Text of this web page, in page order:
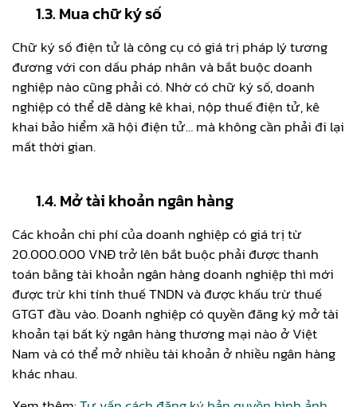
1.3. Mua chữ ký số
Chữ ký số điện tử là công cụ có giá trị pháp lý tương
đương với con dấu pháp nhân và bắt buộc doanh
nghiệp nào cũng phải có. Nhờ có chữ ký số, doanh
nghiệp có thể dễ dàng kê khai, nộp thuế điện tử, kê
khai bảo hiểm xã hội điện tử… mà không cần phải đi lại
mất thời gian.
1.4. Mở tài khoản ngân hàng
Các khoản chi phí của doanh nghiệp có giá trị từ
20.000.000 VNĐ trở lên bắt buộc phải được thanh
toán bằng tài khoản ngân hàng doanh nghiệp thì mới
được trừ khi tính thuế TNDN và được khấu trừ thuế
GTGT đầu vào. Doanh nghiệp có quyền đăng ký mở tài
khoản tại bất kỳ ngân hàng thương mại nào ở Việt
Nam và có thể mở nhiều tài khoản ở nhiều ngân hàng
khác nhau.